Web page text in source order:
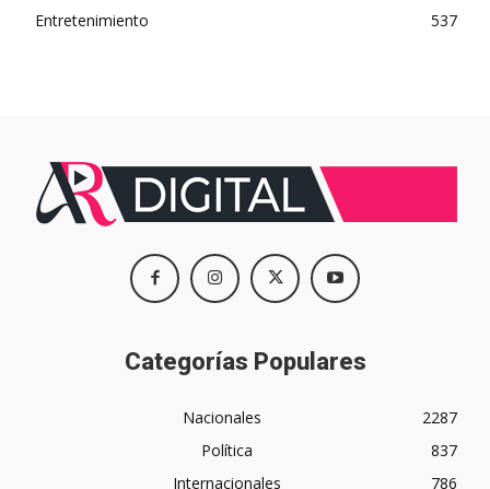
Entretenimiento
537
Categorías Populares
Nacionales
2287
Política
837
Internacionales
786